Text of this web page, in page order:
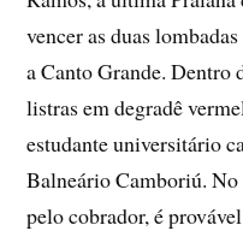
vencer as duas
a Canto Grande. Dentro
listras em degradê
estudante universitário
Balneário Camboriú.
pelo cobrador, é